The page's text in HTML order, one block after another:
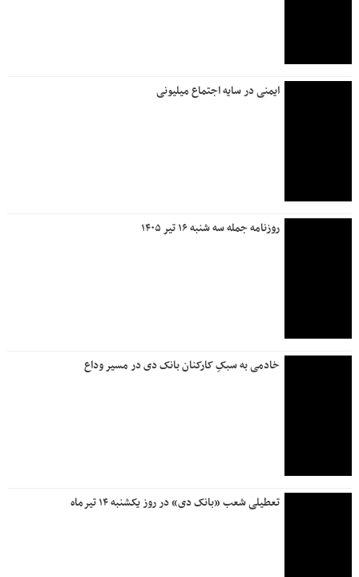
روزنامه جمله سه شنبه ۱۶ تیر ۱۴۰۵
تر است؟